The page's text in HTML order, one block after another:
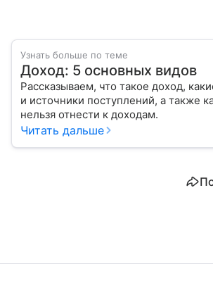
Узнать больше по теме
Доход: 5 основных видов
Рассказываем, что такое доход,
и источники поступлений, а также
нельзя отнести к доходам.
Читать дальше